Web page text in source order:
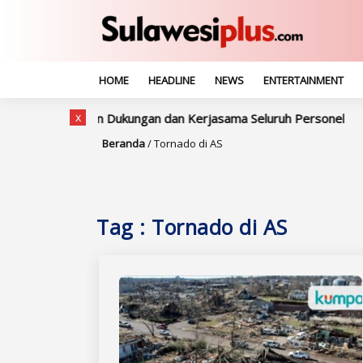
HOME HEADLINE NEWS ENTERTAINMENT
Mohon Dukungan dan Kerjasama Seluruh Personel
Beranda/Tornado di AS
Tag : Tornado di AS
x